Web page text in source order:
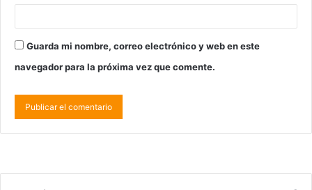
Guarda mi nombre, correo electrónico y web en este
navegador para la próxima vez que comente.